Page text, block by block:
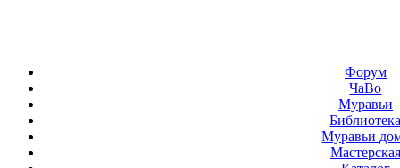
Форум
ЧаВо
Муравьи
Муравьи
Мастерская